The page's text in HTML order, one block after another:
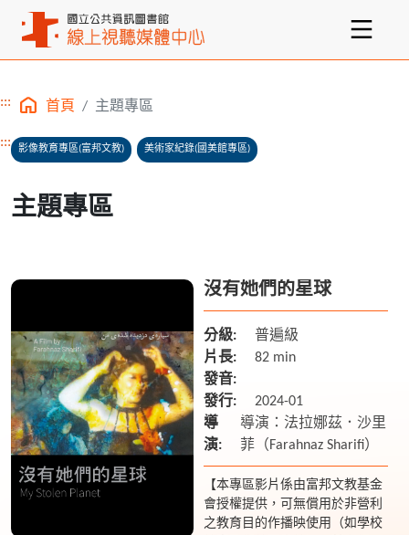
主要內容區塊
::: 首頁 主題專區
::: 影像教育專區(富邦文教) 美術家紀錄(國美館專區)
主題專區
沒有她們的星球
分級:
普遍級
片長:
82 min
發音:
發行:
2024-01
導
演:
導演：法拉娜茲．沙里
菲（Farahnaz Sharifi）
【本專區影片係由富邦文教基金
會授權提供，可無償用於非營利
之教育目的作播映使用（如學校